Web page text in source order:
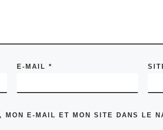
E-MAIL*
MON E-MAIL ET MON SITE DANS LE